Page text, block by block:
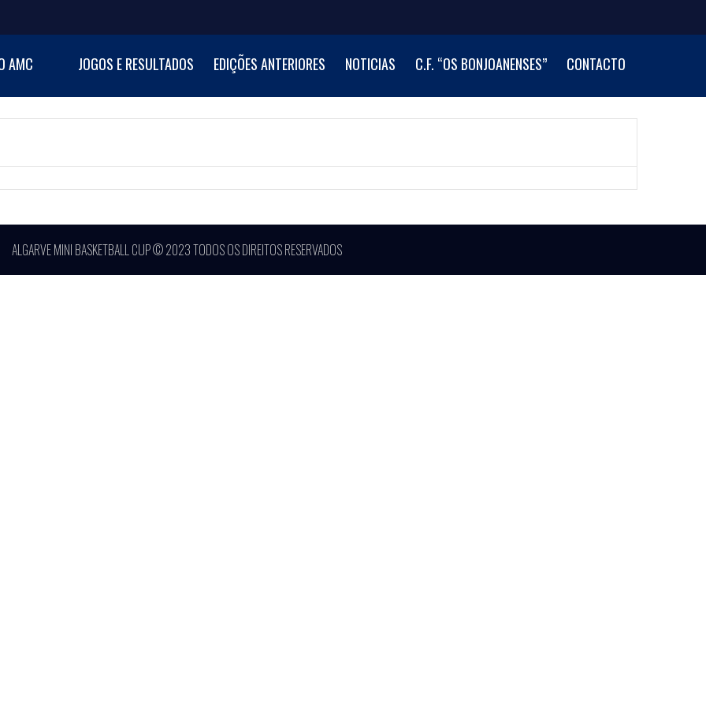
BASKETBALL CUP
de Minibasquetebol
AMC JOGOS E RESULTADOS EDIÇÕES ANTERIORES NOTICIAS C.F. “OS BONJOANENSES” CONTACTO
ALGARVE MINI BASKETBALL CUP © 2023 TODOS OS DIREITOS RESERVADOS